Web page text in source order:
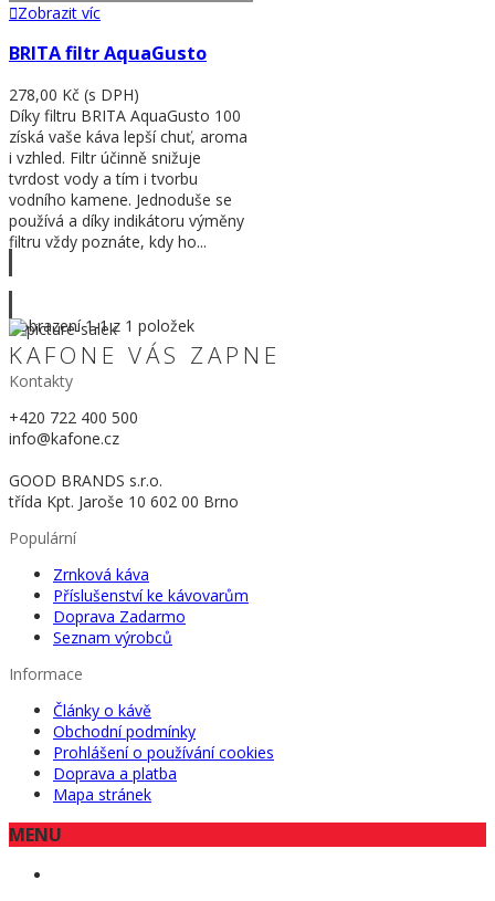
Zobrazit víc
BRITA filtr AquaGusto
278,00 Kč (s DPH)
Díky filtru BRITA AquaGusto 100
získá vaše káva lepší chuť, aroma
i vzhled. Filtr účinně snižuje
tvrdost vody a tím i tvorbu
vodního kamene. Jednoduše se
používá a díky indikátoru výměny
filtru vždy poznáte, kdy ho...
Zobrazení1-1 z 1 položek
KAFONE VÁS ZAPNE
Kontakty
+420 722 400 500
info@kafone.cz
GOOD BRANDS s.r.o.
třída Kpt. Jaroše 10 602 00 Brno
Populární
Zrnková káva
Příslušenství ke kávovarům
Doprava Zadarmo
Seznam výrobců
Informace
Články o kávě
Obchodní podmínky
Prohlášení o používání cookies
Doprava a platba
Mapa stránek
MENU